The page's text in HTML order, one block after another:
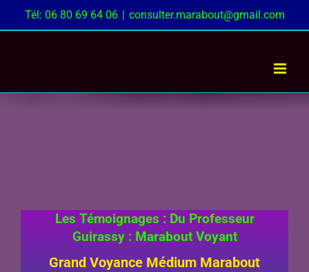
Passer
au
Tél: 06 80 69 64 06 | consulter.marabout@gmail.com
Les Témoignages : Du Professeur
Guirassy : Marabout Voyant
Grand Voyance Médium Marabout